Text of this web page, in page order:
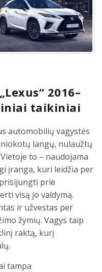
2016–
taikiniai
automobilių vagystės
langų, nulaužtų
to – naudojama
įranga, kuri leidžia per
prie
visą jo valdymą.
ir užvestas per
žymių. Vagys taip
raktą, kurį
tampa